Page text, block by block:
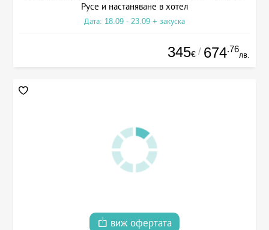
Русе и настаняване в хотел
Дата: 18.09 - 23.09 + закуска
345€ / 674.76
лв.
виж офертата